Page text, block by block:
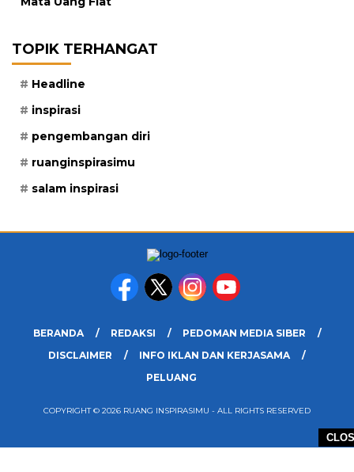
TOPIK TERHANGAT
Headline
inspirasi
pengembangan diri
ruanginspirasimu
salam inspirasi
BERANDA REDAKSI
PEDOMAN MEDIA SIBER
DISCLAIMER
INFO IKLAN DAN KERJASAMA
PELUANG
COPYRIGHT © 2026 RUANG INSPIRASIMU - ALL RIGHTS RESERVED